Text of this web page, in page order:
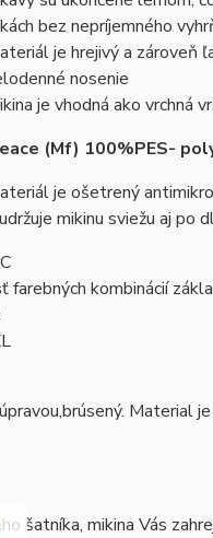
bez nepríjemného
je hrejivý a zároveň
nosenie
je vhodná ako vrchná
(Mf) 100%PES-
je ošetrený
mikinu sviežu aj po
farebných kombinácií
Material
šatníka, mikina Vás